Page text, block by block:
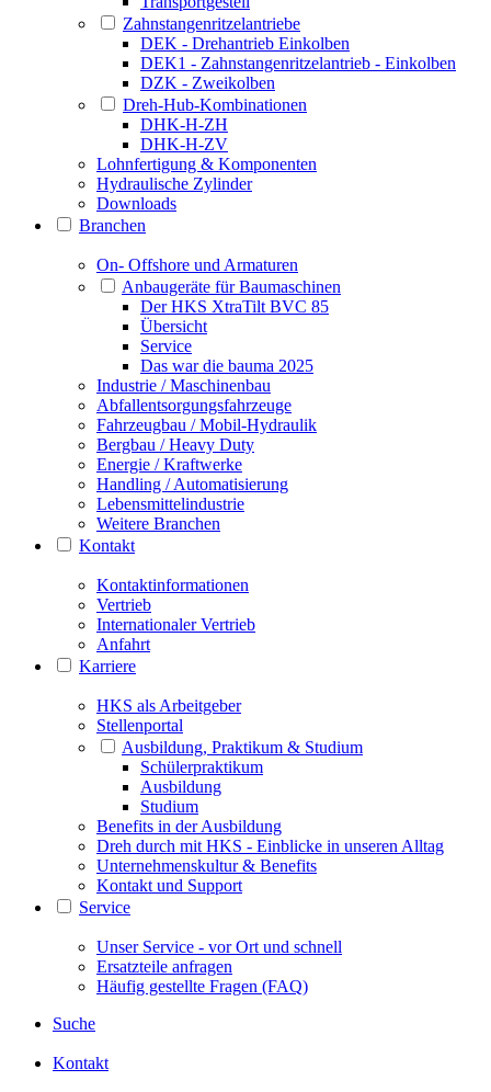
Zahnstangenritzelantriebe
DEK - Drehantrieb Einkolben
DEK1 - Zahnstangenritzelantrieb - Einkolben
DZK - Zweikolben
Dreh-Hub-Kombinationen
DHK-H-ZH
DHK-H-ZV
Lohnfertigung & Komponenten
Hydraulische Zylinder
Downloads
Branchen
On- Offshore und Armaturen
Anbaugeräte für Baumaschinen
Der HKS XtraTilt BVC 85
Übersicht
Service
Das war die bauma 2025
Industrie / Maschinenbau
Abfallentsorgungsfahrzeuge
Fahrzeugbau / Mobil-Hydraulik
Bergbau / Heavy Duty
Energie / Kraftwerke
Handling / Automatisierung
Lebensmittelindustrie
Weitere Branchen
Kontakt
Kontaktinformationen
Vertrieb
Internationaler Vertrieb
Anfahrt
Karriere
HKS als Arbeitgeber
Stellenportal
Ausbildung, Praktikum & Studium
Schülerpraktikum
Ausbildung
Studium
Benefits in der Ausbildung
Dreh durch mit HKS - Einblicke in unseren Alltag
Unternehmenskultur & Benefits
Kontakt und Support
Service
Unser Service - vor Ort und schnell
Ersatzteile anfragen
Häufig gestellte Fragen (FAQ)
Suche
Kontakt